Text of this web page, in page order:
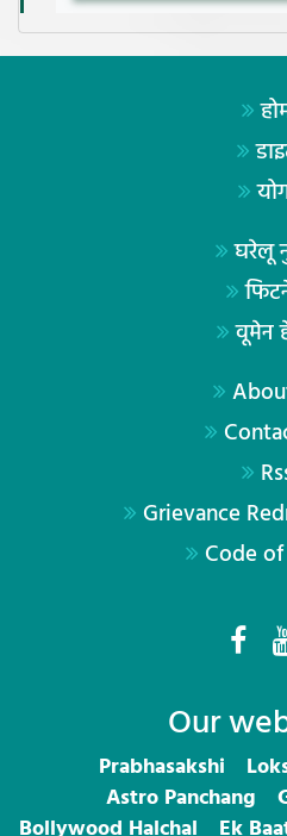
घरेलू
वूमेन
Grievance
Code
Our
Prabhasakshi
Astro Panchang
Bollywood Halchal
Ek